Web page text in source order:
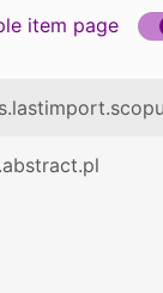
item page